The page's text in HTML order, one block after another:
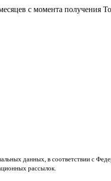
с момента получения
данных, в соответствии с
рассылок.